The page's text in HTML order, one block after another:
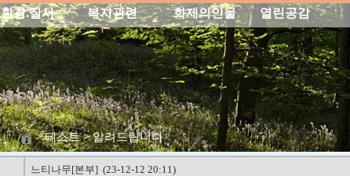
환경.질서 복지관련 화제의인물 열린공감
>테스트 > 알려드립니다
느티나무[본부] (23-12-12 20:11)